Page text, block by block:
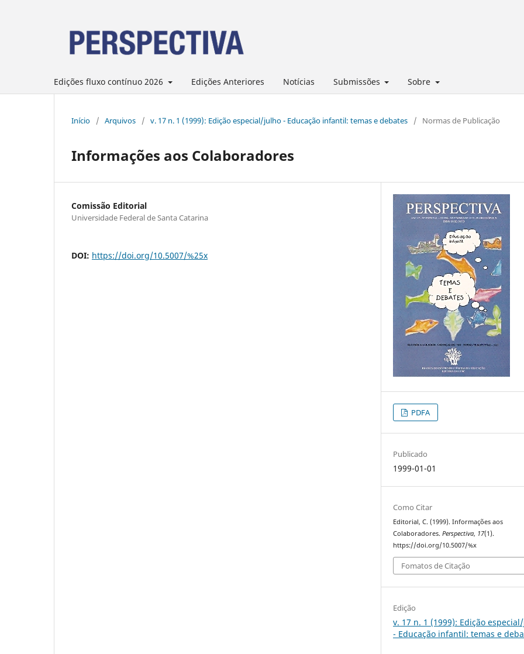
Edições fluxo contínuo 2026 Edições Anteriores Notícias Submissões Sobre
Início / Arquivos / v. 17 n. 1 (1999): Edição especial/julho - Educação infantil: temas e debates / Normas de Publicação
Informações aos Colaboradores
Comissão Editorial
Universidade Federal de Santa Catarina
DOI: https://doi.org/10.5007/%25x
PDFA
Publicado
1999-01-01
Como Citar
Editorial, C. (1999). Informações aos
Colaboradores.Perspectiva, 17(1).
https://doi.org/10.5007/%x
Fomatos de Citação
Edição
v. 17 n. 1 (1999): Edição
- Educação infantil: temas e